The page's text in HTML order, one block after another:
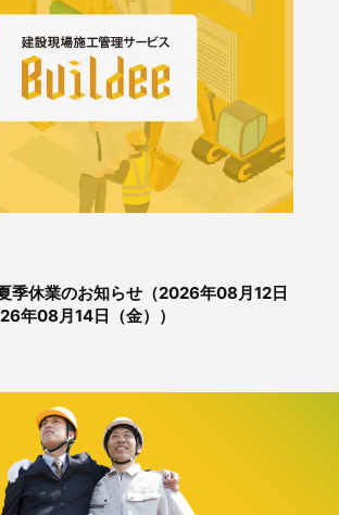
季休業のお知らせ（2026年08月12日
年08月14日（金））